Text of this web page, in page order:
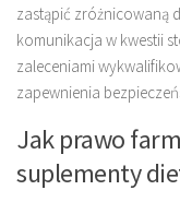
zastąpić zróżnicowaną
komunikacja w kwestii
zaleceniami
zapewnienia
Jak prawo
suplementy